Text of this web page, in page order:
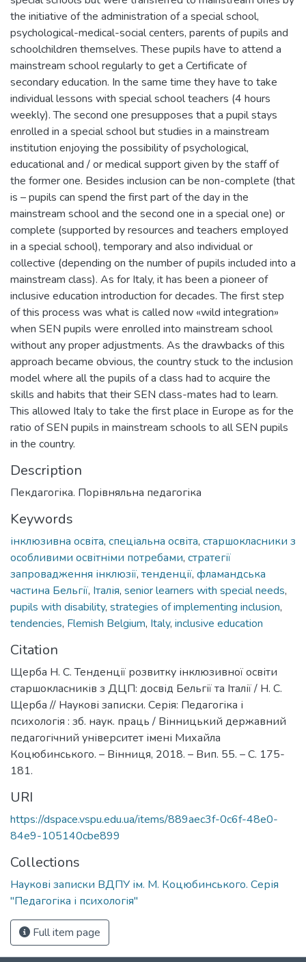
the initiative of the administration of a special school,
psychological-medical-social centers, parents of pupils and
schoolchildren themselves. These pupils have to attend a
mainstream school regularly to get a Certificate of
secondary education. In the same time they have to take
individual lessons with special school teachers (4 hours
weekly). The second one presupposes that a pupil stays
enrolled in a special school but studies in a mainstream
institution enjoying the possibility of psychological,
educational and / or medical support given by the staff of
the former one. Besides inclusion can be non-complete (that
is – pupils can spend the first part of the day in the
mainstream school and the second one in a special one) or
complete (supported by resources and teachers employed
in a special school), temporary and also individual or
collective (depending on the number of pupils included into a
mainstream class). As for Italy, it has been a pioneer of
inclusive education introduction for decades. The first step
of this process was what is called now «wild integration»
when SEN pupils were enrolled into mainstream school
without any proper adjustments. As the drawbacks of this
approach became obvious, the country stuck to the inclusion
model where all the pupils of a class had to acquire the
skills and habits that their SEN class-mates had to learn.
This allowed Italy to take the first place in Europe as for the
ratio of SEN pupils in mainstream schools to all SEN pupils
in the country.
Description
Пекдагогіка. Порівняльна педагогіка
Keywords
інклюзивна освіта, спеціальна освіта, старшокласники з
особливими освітніми потребами, стратегії
запровадження інклюзії, тенденції, фламандська
частина Бельгії, Італія, senior learners with special needs,
pupils with disability, strategies of implementing inclusion,
tendencies, Flemish Belgium, Italy, inclusive education
Citation
Щерба Н. С. Тенденції розвитку інклюзивної освіти
старшокласників з ДЦП: досвід Бельгії та Італії / Н. С.
Щерба // Наукові записки. Серія: Педагогіка і
психологія : зб. наук. праць / Вінницький державний
педагогічний університет імені Михайла
Коцюбинського. – Вінниця, 2018. – Вип. 55. – С. 175-
181.
URI
https://dspace.vspu.edu.ua/items/889aec3f-0c6f-48e0-
84e9-105140cbe899
Collections
Наукові записки ВДПУ ім. М. Коцюбинського. Серія
"Педагогіка і психологія"
Full item page